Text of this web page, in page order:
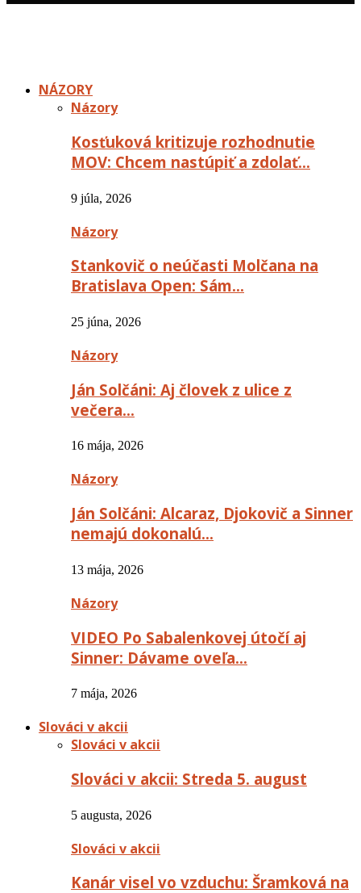
NÁZORY
Názory
Kosťuková kritizuje rozhodnutie
MOV: Chcem nastúpiť a zdolať…
9 júla, 2026
Názory
Stankovič o neúčasti Molčana na
Bratislava Open: Sám…
25 júna, 2026
Názory
Ján Solčáni: Aj človek z ulice z
večera…
16 mája, 2026
Názory
Ján Solčáni: Alcaraz, Djokovič a Sinner
nemajú dokonalú…
13 mája, 2026
Názory
VIDEO Po Sabalenkovej útočí aj
Sinner: Dávame oveľa…
7 mája, 2026
Slováci v akcii
Slováci v akcii
Slováci v akcii: Streda 5. august
5 augusta, 2026
Slováci v akcii
Kanár visel vo vzduchu: Šramková na